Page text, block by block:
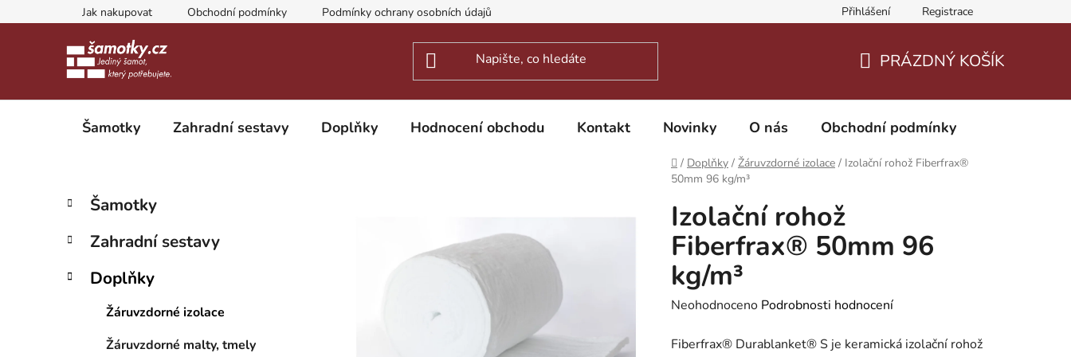
na
Jak nakupovat Obchodní podmínky Podmínky ochrany osobních údajů Přihlášení Registrace
KOŠÍK
PRÁZDNÝ KOŠÍK
Šamotky Zahradní sestavy Doplňky Hodnocení obchodu Kontakt Novinky O nás Obchodní podmínky
Domů
/ Doplňky / Žáruvzdorné izolace / Izolační rohož Fiberfrax®
50mm 96 kg/m³
P
s
r
Přeskočit
kategorie
K
a
e
o
Šamotky
Zahradní sestavy
Doplňky
Žáruvzdorné izolace
Žáruvzdorné malty, tmely
Izolační rohož
Fiberfrax® 50mm 96
kg/m³
Průměrné
produktu
Neohodnoceno Podrobnosti hodnocení
Fiberfrax® Durablanket® S je keramická izolační rohož